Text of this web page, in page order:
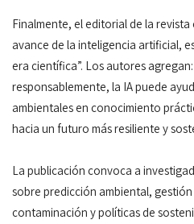
Finalmente, el editorial de la
avance de la inteligencia artificial,
era científica”. Los autores agregan:
responsablemente, la IA puede
ambientales en conocimiento
hacia un futuro más resiliente y
La publicación convoca a
sobre predicción ambiental,
contaminación y políticas de